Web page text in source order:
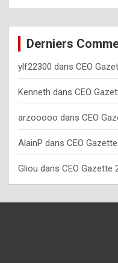
Derniers
ylf22300 dans CEO
Kenneth dans CEO
arzooooo dans CEO
AlainP dans CEO
Gliou dans CEO Gazette